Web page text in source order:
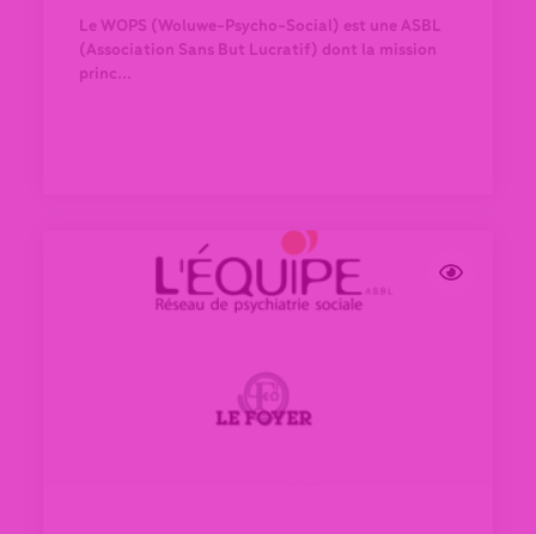
Le WOPS (Woluwe-Psycho-Social) est une ASBL
(Association Sans But Lucratif) dont la mission
princ...